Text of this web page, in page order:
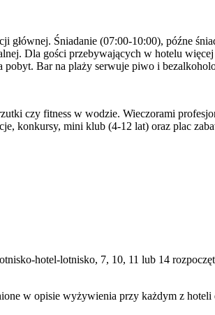
Śniadanie (07:00-10:00), późne
Dla gości przebywających w hotelu
pobyt. Bar na plaży serwuje piwo i
czy fitness w wodzie. Wieczorami
konkursy, mini klub (4-12 lat) oraz plac
hotel-lotnisko, 7, 10, 11 lub 14
w opisie wyżywienia przy każdym z